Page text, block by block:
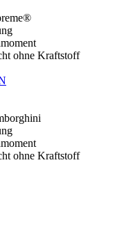
ohne Kraftstoff
ohne Kraftstoff